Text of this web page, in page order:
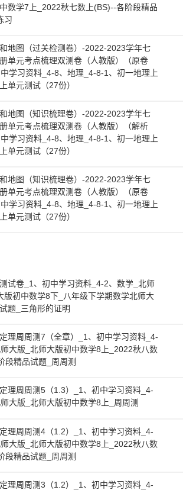
数学7上_2022秋七数上(BS)--各阶段精品
习
地图（过关检测卷）-2022-2023学年七
单元考点梳理双测卷（人教版）（原卷
学习资料_4-8、地理_4-8-1、初一地理上
单元测试（27份）
地图（知识梳理卷）-2022-2023学年七
单元考点梳理双测卷（人教版）（解析
学习资料_4-8、地理_4-8-1、初一地理上
单元测试（27份）
地图（知识梳理卷）-2022-2023学年七
单元考点梳理双测卷（人教版）（原卷
学习资料_4-8、地理_4-8-1、初一地理上
单元测试（27份）
试卷_1、初中学习资料_4-2、数学_北师
版初中数学8下_八年级下学期数学北师大
题_三角形的证明
理周周测7（全章）_1、初中学习资料_4-
大版_北师大版初中数学8上_2022秋八数
段精品试题_周周测
理周周测5（1.3）_1、初中学习资料_4-
大版_北师大版初中数学8上_周周测
理周周测4（1.2）_1、初中学习资料_4-
大版_北师大版初中数学8上_2022秋八数
段精品试题_周周测
理周周测3（1.2）_1、初中学习资料_4-